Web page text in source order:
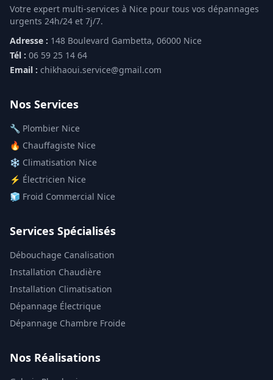
Votre expert multi-services à Nice pour tous vos dépannages
urgents 24h/24 et 7j/7.
Adresse : 148 Boulevard Gambetta, 06000 Nice
Tél : 06 59 25 14 64
Email : chikhaoui.service@gmail.com
Nos Services
🔧 Plombier Nice
🔥 Chauffagiste Nice
❄️ Climatisation Nice
⚡ Électricien Nice
🧊 Froid Commercial Nice
Services Spécialisés
Débouchage Canalisation
Installation Chaudière
Installation Climatisation
Dépannage Électrique
Dépannage Chambre Froide
Nos Réalisations